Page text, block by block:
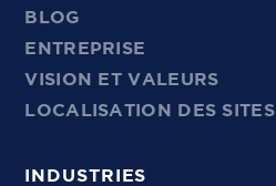
BLOG
ENTREPRISE
VISION ET VALEURS
LOCALISATION DES SITES
INDUSTRIES